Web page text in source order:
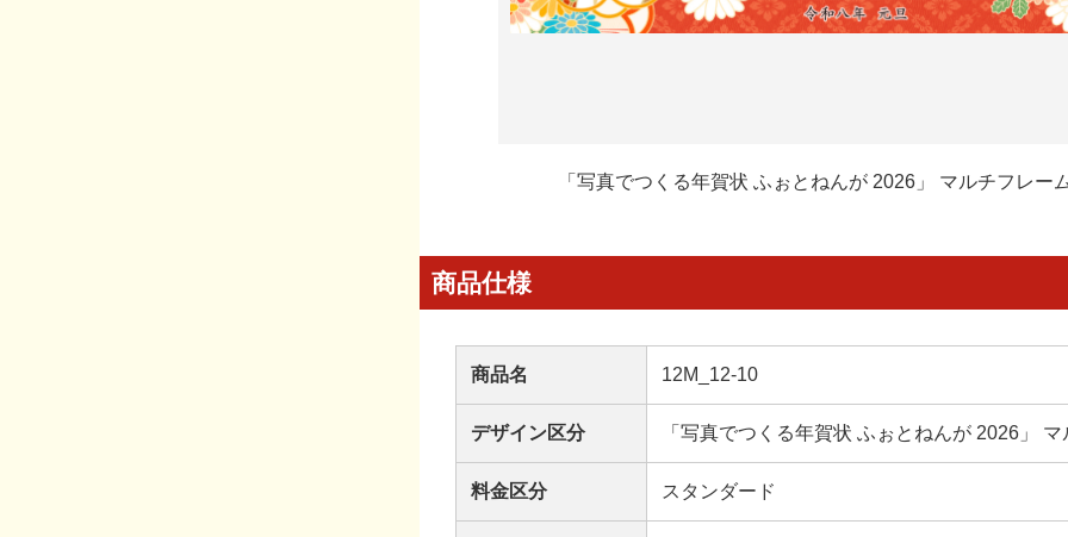
「写真でつくる年賀状 ふぉとねんが 2026」 マルチフレー
商品仕様
商品名 12M_12-10
デザイン区分 「写真でつくる年賀状 ふぉとねんが 2026」
料金区分 スタンダード